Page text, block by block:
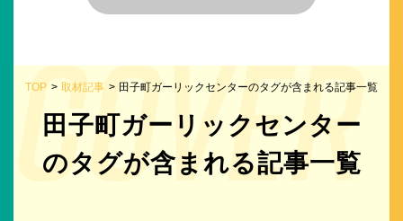
TOP 取材記事 田子町ガーリックセンターのタグが含まれる記事一覧
田子町ガーリックセンター
のタグが含まれる記事一覧